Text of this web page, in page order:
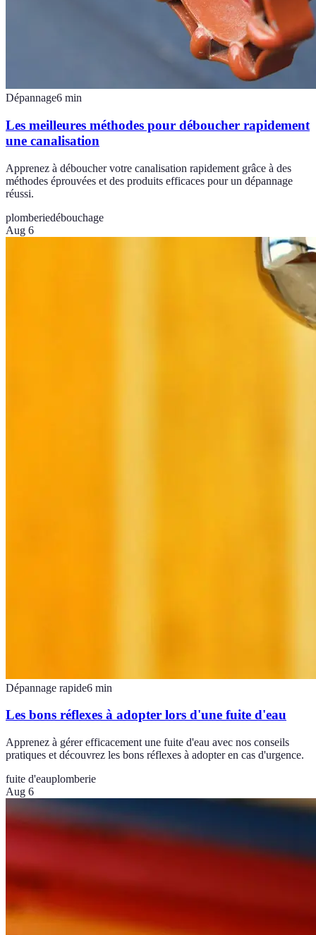
Dépannage6 min
Les meilleures méthodes pour déboucher rapidement
une canalisation
Apprenez à déboucher votre canalisation rapidement grâce à des
méthodes éprouvées et des produits efficaces pour un dépannage
réussi.
plomberiedébouchage
Aug 6
Dépannage rapide6 min
Les bons réflexes à adopter lors d'une fuite d'eau
Apprenez à gérer efficacement une fuite d'eau avec nos conseils
pratiques et découvrez les bons réflexes à adopter en cas d'urgence.
fuite d'eauplomberie
Aug 6